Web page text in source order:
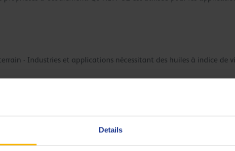
Details
- Industries et applications nécessitant des huiles à indice de
infaillible